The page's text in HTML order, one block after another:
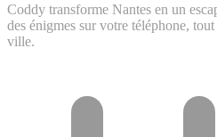
Coddy transforme Nantes en un
des énigmes sur votre téléphone,
ville.